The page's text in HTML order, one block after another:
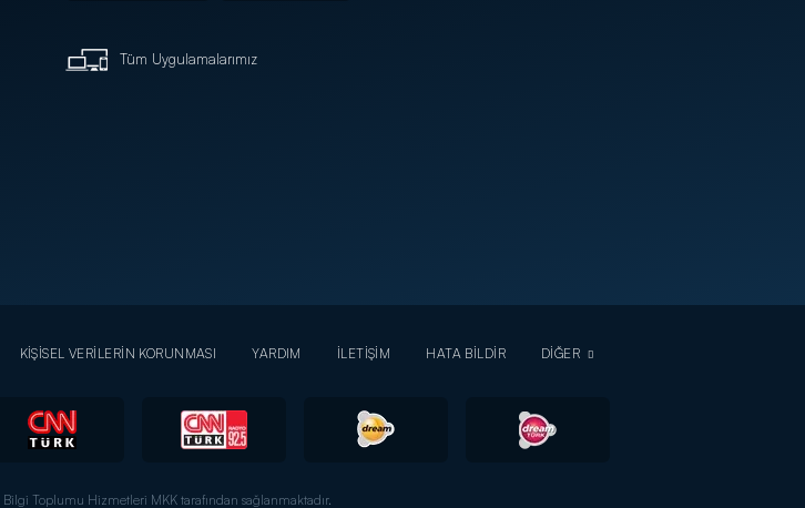
Tüm Uygulamalarımız
KİŞİSEL VERİLERİN KORUNMASI YARDIM İLETİŞİM HATA BİLDİR DİĞER
Bilgi Toplumu Hizmetleri MKK tarafından sağlanmaktadır.